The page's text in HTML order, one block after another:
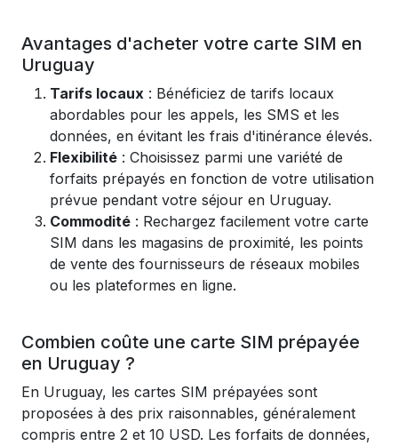
Avantages d'acheter votre carte SIM en
Uruguay
Tarifs locaux : Bénéficiez de tarifs locaux
abordables pour les appels, les SMS et les
données, en évitant les frais d'itinérance élevés.
Flexibilité : Choisissez parmi une variété de
forfaits prépayés en fonction de votre utilisation
prévue pendant votre séjour en Uruguay.
Commodité : Rechargez facilement votre carte
SIM dans les magasins de proximité, les points
de vente des fournisseurs de réseaux mobiles
ou les plateformes en ligne.
Combien coûte une carte SIM prépayée
en Uruguay ?
En Uruguay, les cartes SIM prépayées sont
proposées à des prix raisonnables, généralement
compris entre 2 et 10 USD. Les forfaits de données,